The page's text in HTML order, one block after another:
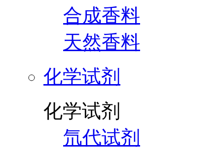
合成香料
天然香料
化学试剂
化学试剂
氘代试剂